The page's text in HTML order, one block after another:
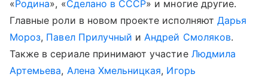
«Родина», «Сделано в СССР» и многие другие.
Главные роли в новом проекте исполняют Дарья
Мороз, Павел Прилучный и Андрей Смоляков.
Также в сериале принимают участие Людмила
Артемьева, Алена Хмельницкая, Игорь